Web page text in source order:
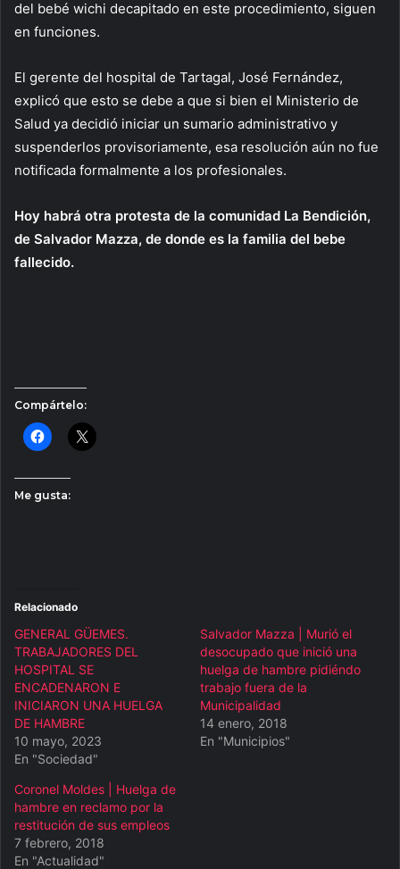
del bebé wichi decapitado en este procedimiento, siguen
en funciones.
El gerente del hospital de Tartagal, José Fernández,
explicó que esto se debe a que si bien el Ministerio de
Salud ya decidió iniciar un sumario administrativo y
suspenderlos provisoriamente, esa resolución aún no fue
notificada formalmente a los profesionales.
Hoy habrá otra protesta de la comunidad La Bendición,
de Salvador Mazza, de donde es la familia del bebe
fallecido.
Compártelo:
Me gusta:
Relacionado
GENERAL GÜEMES.
TRABAJADORES DEL
HOSPITAL SE
ENCADENARON E
INICIARON UNA HUELGA
DE HAMBRE
10 mayo, 2023
En "Sociedad"
Salvador Mazza | Murió el
desocupado que inició una
huelga de hambre pidiéndo
trabajo fuera de la
Municipalidad
14 enero, 2018
En "Municipios"
Coronel Moldes | Huelga de
hambre en reclamo por la
restitución de sus empleos
7 febrero, 2018
En "Actualidad"